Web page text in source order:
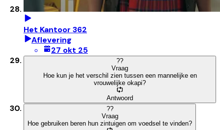
Het Kantoor 362
Aflevering
27 okt 25
??
Vraag
Hoe kun je het verschil zien tussen een mannelijke en
vrouwelijke okapi?
Antwoord
??
Vraag
Hoe gebruiken beren hun zintuigen om voedsel te vinden?